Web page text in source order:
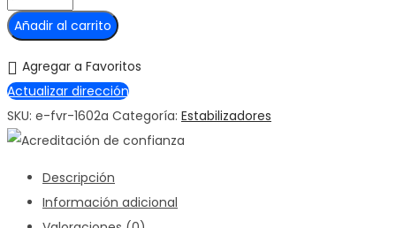
Añadir al carrito
Agregar a Favoritos
Actualizar dirección
SKU: e-fvr-1602a Categoría: Estabilizadores
Descripción
Información adicional